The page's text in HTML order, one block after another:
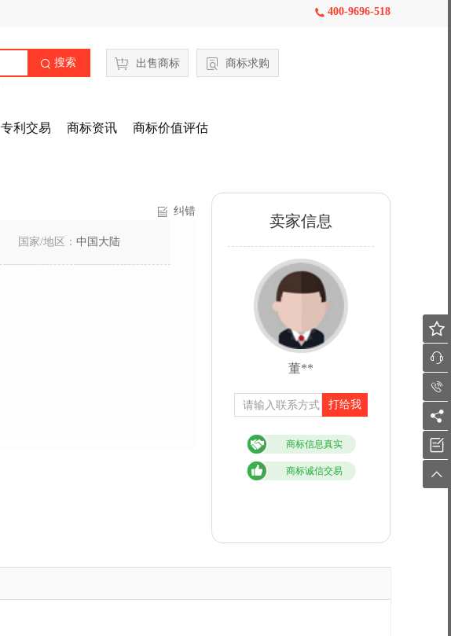
 400-9696-518
 搜索 出售商标 商标求购
专利交易 商标资讯 商标价值评估
纠错
国家/地区： 中国大陆
卖家信息
董**
打给我
商标信息真实
商标诚信交易





